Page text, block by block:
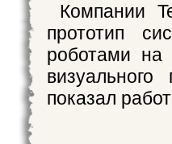
Компании
прототип
роботами на
показал